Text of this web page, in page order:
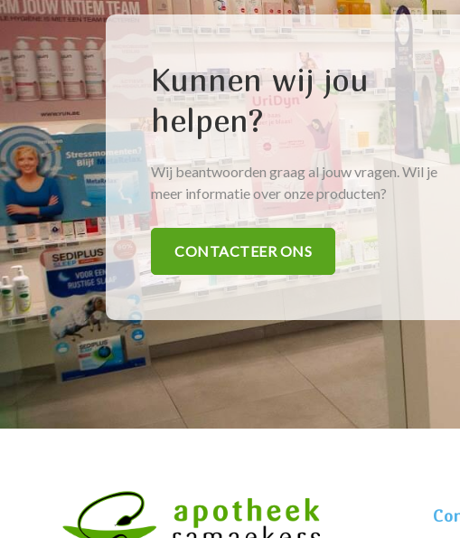
Kunnen wij jou
helpen?
Wij beantwoorden graag al jouw vragen. Wil je
meer informatie over onze producten?
CONTACTEER ONS